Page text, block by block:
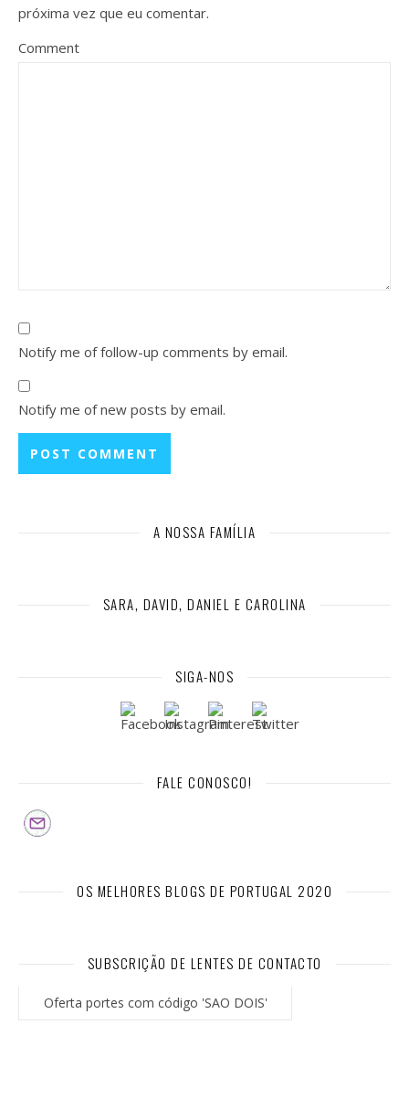
próxima vez que eu comentar.
Comment
Notify me of follow-up comments by email.
Notify me of new posts by email.
A NOSSA FAMÍLIA
SARA, DAVID, DANIEL E CAROLINA
SIGA-NOS
FALE CONOSCO!
OS MELHORES BLOGS DE PORTUGAL 2020
SUBSCRIÇÃO DE LENTES DE CONTACTO
Oferta portes com código 'SAO DOIS'